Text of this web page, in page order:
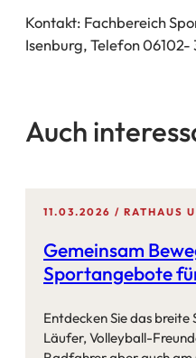
Kontakt: Fachbereich
Isenburg, Telefon 06102-
Auch
11.03.2026 RATHAUS
Gemeinsam
Sportangebote
Entdecken Sie das
Läufer, Volleyball-